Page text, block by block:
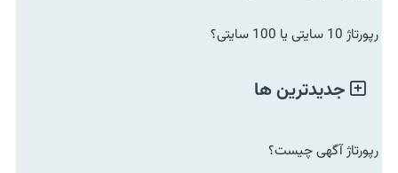
رپورتاژ 10 سایتی یا 100 سایتی؟
جدیدترین ها
رپورتاژ آگهی چیست؟